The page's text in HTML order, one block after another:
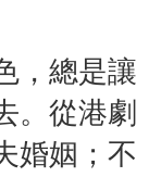
，總是讓
。從港劇
婚姻；不